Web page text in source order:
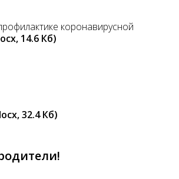
коронавирусной
14.6 Кб)
32.4 Кб)